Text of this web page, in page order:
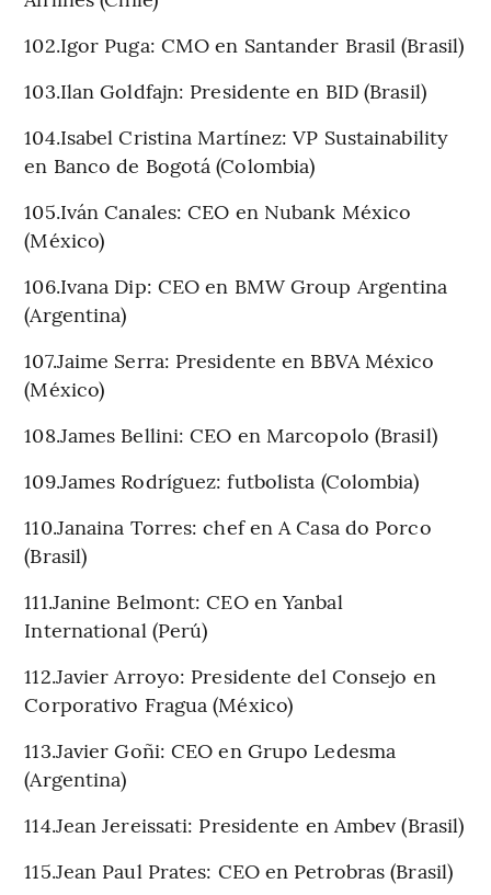
102.Igor Puga: CMO en Santander Brasil (Brasil)
103.Ilan Goldfajn: Presidente en BID (Brasil)
104.Isabel Cristina Martínez: VP Sustainability
en Banco de Bogotá (Colombia)
105.Iván Canales: CEO en Nubank México
(México)
106.Ivana Dip: CEO en BMW Group Argentina
(Argentina)
107.Jaime Serra: Presidente en BBVA México
(México)
108.James Bellini: CEO en Marcopolo (Brasil)
109.James Rodríguez: futbolista (Colombia)
110.Janaina Torres: chef en A Casa do Porco
(Brasil)
111.Janine Belmont: CEO en Yanbal
International (Perú)
112.Javier Arroyo: Presidente del Consejo en
Corporativo Fragua (México)
113.Javier Goñi: CEO en Grupo Ledesma
(Argentina)
114.Jean Jereissati: Presidente en Ambev (Brasil)
115.Jean Paul Prates: CEO en Petrobras (Brasil)